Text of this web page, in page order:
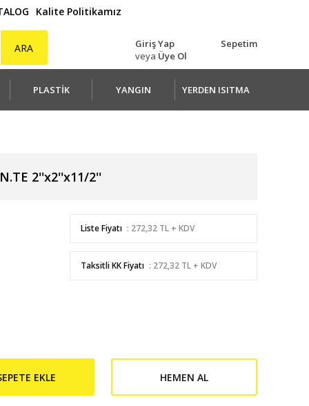
Kalite Politikamız
ARA
Giriş Yap
veya Üye Ol
Sepetim
PLASTİK YANGIN YERDEN ISITMA
2''x2''x11/2''
Liste Fiyatı : 272,32 TL + KDV
Taksitli KK Fiyatı : 272,32 TL + KDV
EKLE HEMEN AL